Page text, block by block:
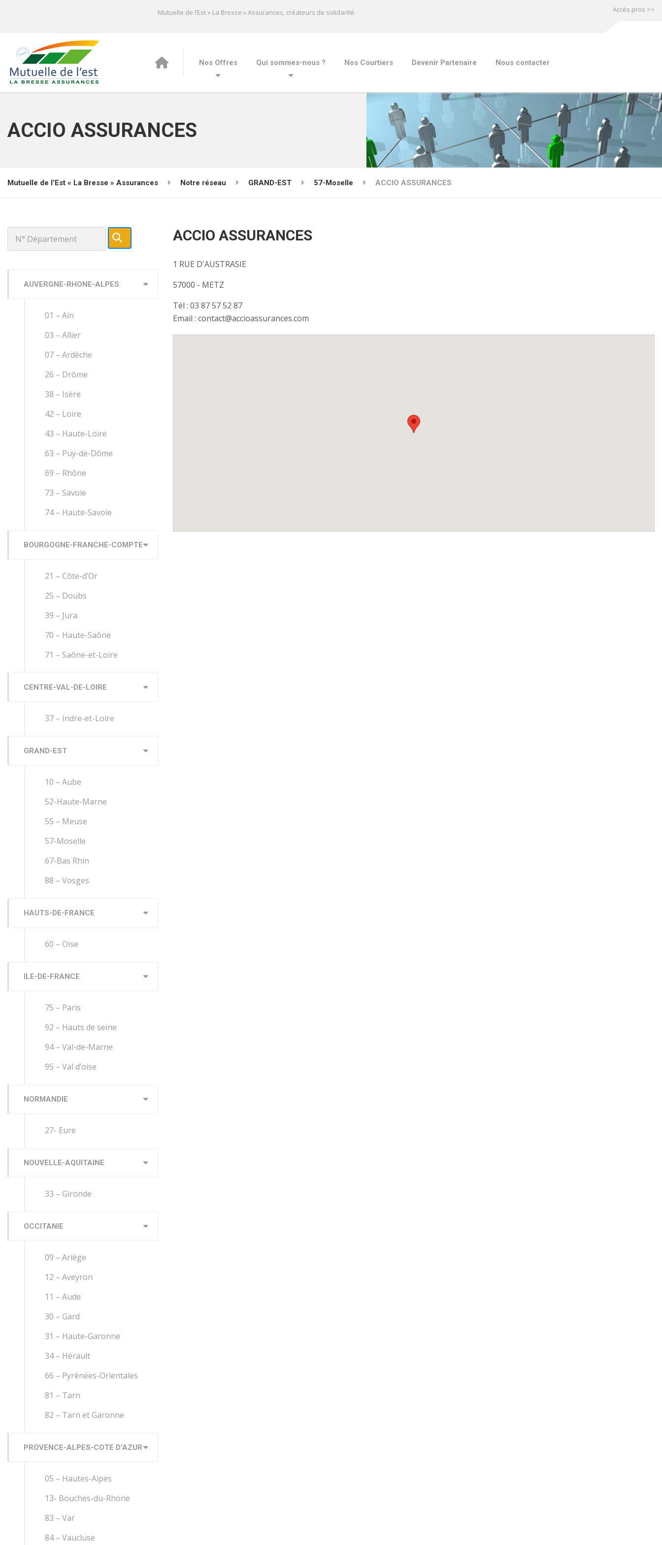
Mutuelle de l’Est « La Bresse » Assurances, créateurs de solidarité. Accès pros >>
Nos Offres Qui sommes-nous ? Nos Courtiers Devenir Partenaire Nous contacter
ACCIO ASSURANCES
Mutuelle de l’Est « La Bresse » Assurances Notre réseau GRAND-EST 57-Moselle ACCIO ASSURANCES
ACCIO ASSURANCES
1 RUE D'AUSTRASIE
57000 - METZ
Tél : 03 87 57 52 87
Email : contact@accioassurances.com
AUVERGNE-RHONE-ALPES
01 – Ain
03 – Allier
07 – Ardèche
26 – Drôme
38 – Isère
42 – Loire
43 – Haute-Loire
63 – Puy-de-Dôme
69 – Rhône
73 – Savoie
74 – Haute-Savoie
BOURGOGNE-FRANCHE-COMPTE
21 – Côte-d’Or
25 – Doubs
39 – Jura
70 – Haute-Saône
71 – Saône-et-Loire
CENTRE-VAL-DE-LOIRE
37 – Indre-et-Loire
GRAND-EST
10 – Aube
52-Haute-Marne
55 – Meuse
57-Moselle
67-Bas Rhin
88 – Vosges
HAUTS-DE-FRANCE
60 – Oise
ILE-DE-FRANCE
75 – Paris
92 – Hauts de seine
94 – Val-de-Marne
95 – Val d’oise
NORMANDIE
27- Eure
NOUVELLE-AQUITAINE
33 – Gironde
OCCITANIE
09 – Ariège
12 – Aveyron
11 – Aude
30 – Gard
31 – Haute-Garonne
34 – Hérault
66 – Pyrénées-Orientales
81 – Tarn
82 – Tarn et Garonne
PROVENCE-ALPES-COTE D’AZUR
05 – Hautes-Alpes
13- Bouches-du-Rhone
83 – Var
84 – Vaucluse